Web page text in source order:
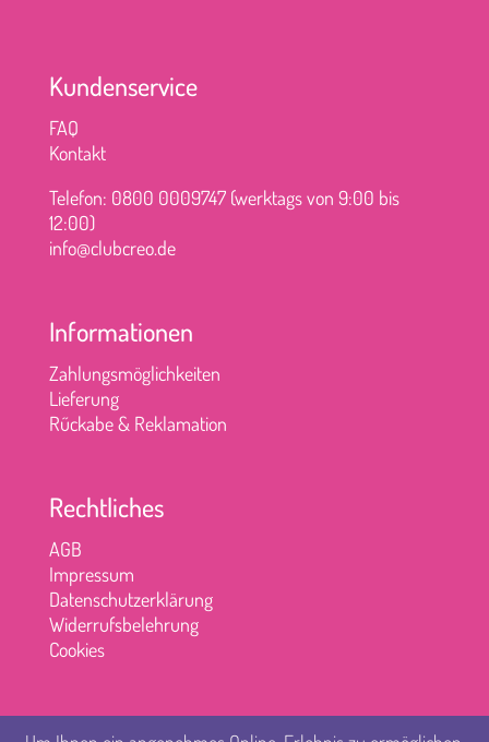
Kundenservice
FAQ
Kontakt
Telefon: 0800 0009747 (werktags von 9:00 bis
12:00)
info@clubcreo.de
Informationen
Zahlungsmöglichkeiten
Lieferung
Rűckabe & Reklamation
Rechtliches
AGB
Impressum
Datenschutzerklärung
Widerrufsbelehrung
Cookies